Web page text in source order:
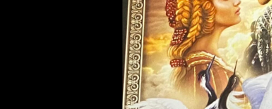
巳 Snake
午 Horse
未 Sheep
金運
魔除け